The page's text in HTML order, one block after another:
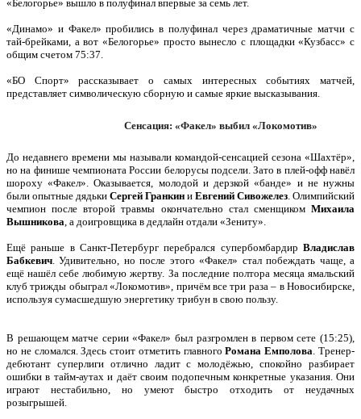
«Белогорье» вышло в полуфинал впервые за семь лет.
«Динамо» и Факел» пробились в полуфинал через драматичные матчи с
тай-брейками, а вот «Белогорье» просто вынесло с площадки «Кузбасс» с
общим счетом 75:37.
«БО Спорт» рассказывает о самых интересных событиях матчей,
представляет символическую сборную и самые яркие высказывания.
Сенсация: «Факел» выбил «Локомотив»
До недавнего времени мы называли командой-сенсацией сезона «Шахтёр»,
но на финише чемпионата России белорусы подсели. Зато в плей-офф навёл
шороху «Факел». Оказывается, молодой и дерзкой «банде» и не нужны
были опытные дядьки Сергей Гранкин и Евгений Сивожелез. Олимпийский
чемпион после второй травмы окончательно стал сменщиком Михаила
Вышникова, а доигровщика в дедлайн отдали «Зениту».
Ещё раньше в Санкт-Петербург перебрался супербомбардир Владислав
Бабкевич. Удивительно, но после этого «Факел» стал побеждать чаще, а
ещё нашёл себе любимую жертву. За последние полтора месяца ямальский
клуб трижды обыграл «Локомотив», причём все три раза – в Новосибирске,
используя сумасшедшую энергетику трибун в свою пользу.
В решающем матче серии «Факел» был разгромлен в первом сете (15:25),
но не сломался. Здесь стоит отметить главногоРомана Емполова. Тренер-
дебютант суперлиги отлично ладит с молодёжью, спокойно разбирает
ошибки в тайм-аутах и даёт своим подопечным конкретные указания. Они
играют нестабильно, но умеют быстро отходить от неудачных
розыгрышей.